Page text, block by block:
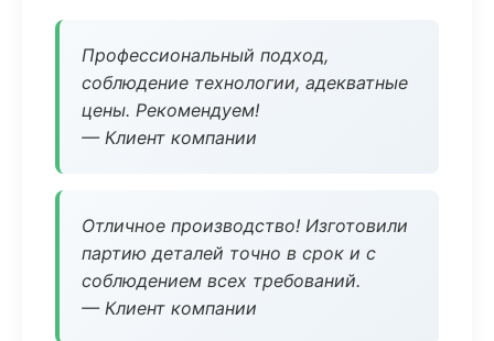
Профессиональный подход,
соблюдение технологии, адекватные
цены. Рекомендуем!
— Клиент компании
Отличное производство! Изготовили
партию деталей точно в срок и с
соблюдением всех требований.
— Клиент компании